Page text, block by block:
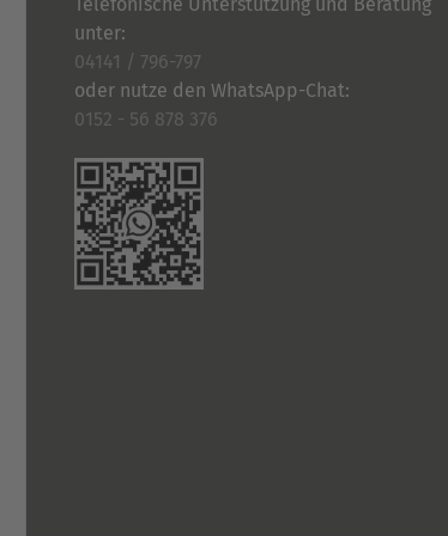
unter:
04141 / 796-797
oder nutze den WhatsApp-Chat:
0152 - 56 878 376